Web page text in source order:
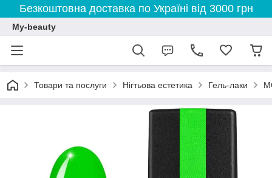
Безкоштовна доставка по Україні від 3000 грн
My-beauty
Товари та послуги Нігтьова естетика Гель-лаки